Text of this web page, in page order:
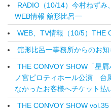
RADIO（10/14）今村ねずみ
WEB情報 舘形比呂一
WEB、TV情報（10/5）THE
舘形比呂一事務所からのお知
THE CONVOY SHOW「星
ノ宮ピロティホール公演 台
なかったお客様へチケット払
THE CONVOY SHOW